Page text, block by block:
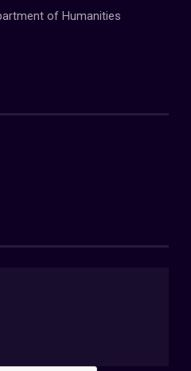
of Humanities